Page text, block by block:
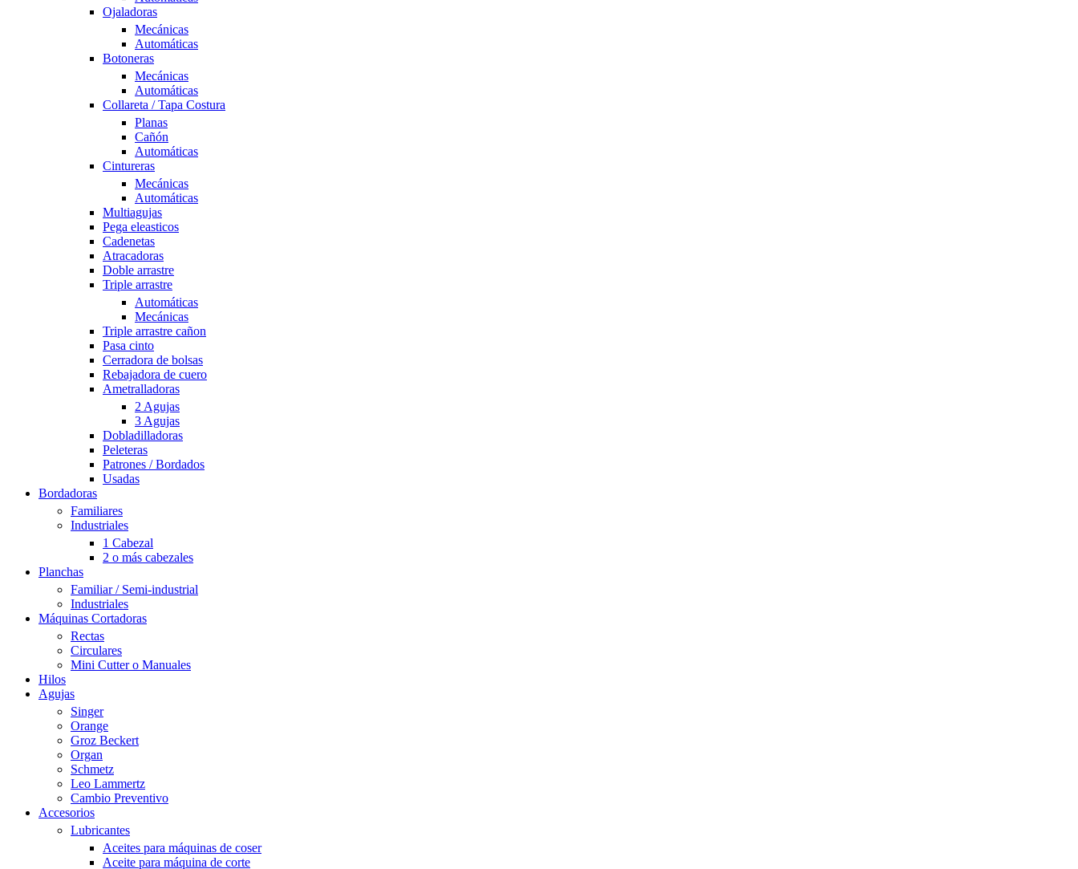
Ojaladoras
Mecánicas
Automáticas
Botoneras
Mecánicas
Automáticas
Collareta / Tapa Costura
Planas
Cañón
Automáticas
Cintureras
Mecánicas
Automáticas
Multiagujas
Pega eleasticos
Cadenetas
Atracadoras
Doble arrastre
Triple arrastre
Automáticas
Mecánicas
Triple arrastre cañon
Pasa cinto
Cerradora de bolsas
Rebajadora de cuero
Ametralladoras
2 Agujas
3 Agujas
Dobladilladoras
Peleteras
Patrones / Bordados
Usadas
Bordadoras
Familiares
Industriales
1 Cabezal
2 o más cabezales
Planchas
Familiar / Semi-industrial
Industriales
Máquinas Cortadoras
Rectas
Circulares
Mini Cutter o Manuales
Hilos
Agujas
Singer
Orange
Groz Beckert
Organ
Schmetz
Leo Lammertz
Cambio Preventivo
Accesorios
Lubricantes
Aceites para máquinas de coser
Aceite para máquina de corte